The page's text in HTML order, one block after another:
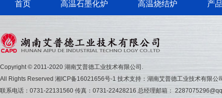
首页 高温石墨化炉 高温烧结炉 产
Copyright © 2011-2020 湖南艾普德工业技术有限公司.
All Rights Reserved 湘ICP备16021656号-1 技术支持：湖南艾普德工业技术有限公
联系电话：0731-22131560 传真：0731-22428216 总经理邮箱：